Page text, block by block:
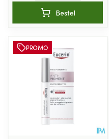
Bestel
PROMO